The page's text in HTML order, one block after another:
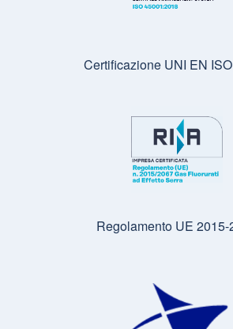
Certificazione UNI EN
Regolamento UE 2015-